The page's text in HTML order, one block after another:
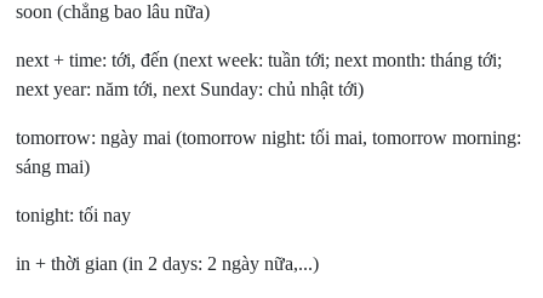
soon (chẳng bao lâu nữa)
next + time: tới, đến (next week: tuần tới; next month: tháng tới;
next year: năm tới, next Sunday: chủ nhật tới)
tomorrow: ngày mai (tomorrow night: tối mai, tomorrow morning:
sáng mai)
tonight: tối nay
in + thời gian (in 2 days: 2 ngày nữa,...)